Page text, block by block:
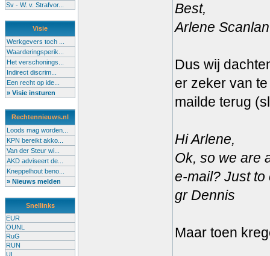
Sv - W. v. Strafvor...
Visie
Werkgevers toch ...
Waarderingsperik...
Het verschonings...
Indirect discrim...
Een recht op ide...
» Visie insturen
Rechtennieuws.nl
Loods mag worden...
KPN bereikt akko...
Van der Steur wi...
AKD adviseert de...
Kneppelhout beno...
» Nieuws melden
Snellinks
EUR
OUNL
RuG
RUN
UL
Best,
Arlene Scanlan
Dus wij
er zeker van
mailde terug
Hi Arlene,
Ok, so we are
e-mail? Just to
gr Dennis
Maar toen